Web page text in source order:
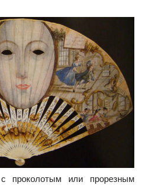
проколотым или прорезным